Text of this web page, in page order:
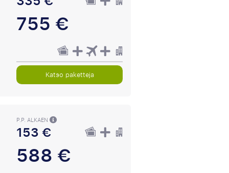
755 €
Katso paketteja
P.P. ALKAEN
153 €
588 €